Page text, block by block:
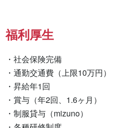
福利厚生
・社会保険完備
・通勤交通費（上限10万円）
・昇給年1回
・賞与（年2回、1.6ヶ月）
・制服貸与（mizuno）